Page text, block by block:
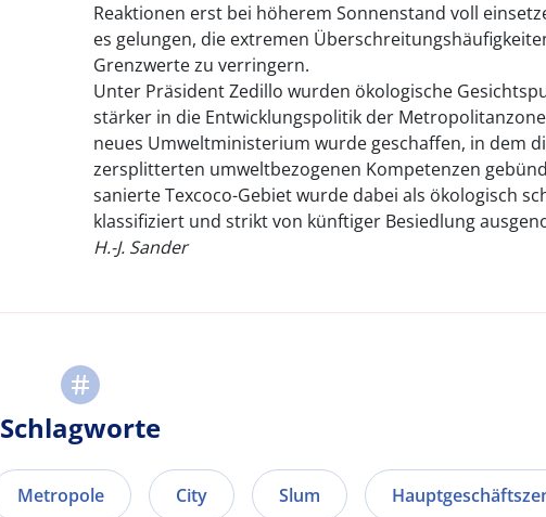
Reaktionen erst bei höherem Sonnenstand voll
es gelungen, die extremen
Grenzwerte zu verringern.
Unter Präsident Zedillo wurden ökologische
stärker in die Entwicklungspolitik der
neues Umweltministerium wurde geschaffen, in dem
zersplitterten umweltbezogenen Kompetenzen
sanierte Texcoco-Gebiet wurde dabei als ökologisch
klassifiziert und strikt von künftiger Besiedlung
H.-J. Sander
Schlagworte
Metropole City Slum